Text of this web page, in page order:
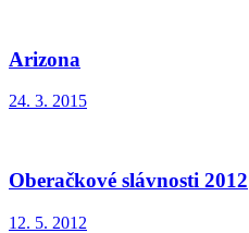
Arizona
24. 3. 2015
Oberačkové slávnosti 2012
12. 5. 2012